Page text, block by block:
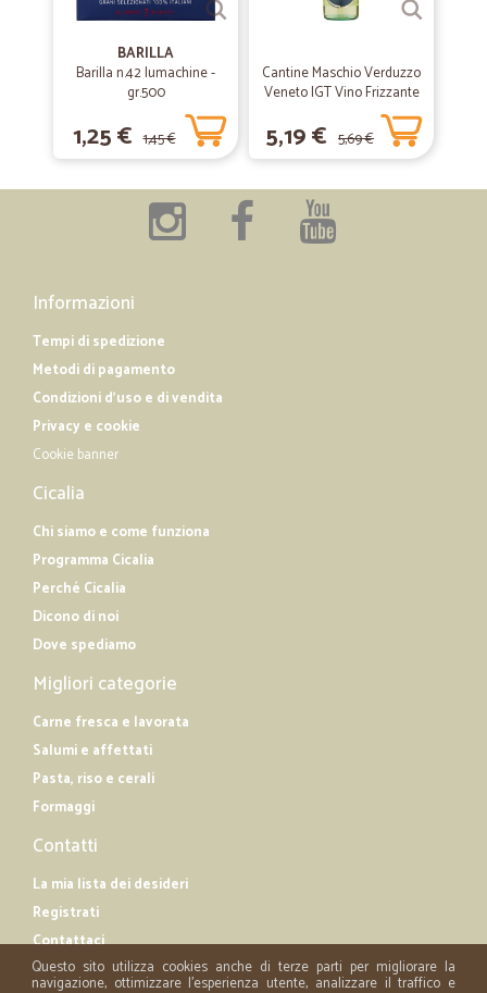
BARILLA
Barilla n.42 lumachine -
gr.500
1,25 € 1,45 €
Cantine Maschio Verduzzo
Veneto IGT Vino Frizzante
5,19 € 5,69 €
Informazioni
Tempi di spedizione
Metodi di pagamento
Condizioni d'uso e di vendita
Privacy e cookie
Cookie banner
Cicalia
Chi siamo e come funziona
Programma Cicalia
Perché Cicalia
Dicono di noi
Dove spediamo
Migliori categorie
Carne fresca e lavorata
Salumi e affettati
Pasta, riso e cerali
Formaggi
Contatti
La mia lista dei desideri
Registrati
Contattaci
Questo sito utilizza cookies anche di terze parti per migliorare la
navigazione, ottimizzare l'esperienza utente, analizzare il traffico e